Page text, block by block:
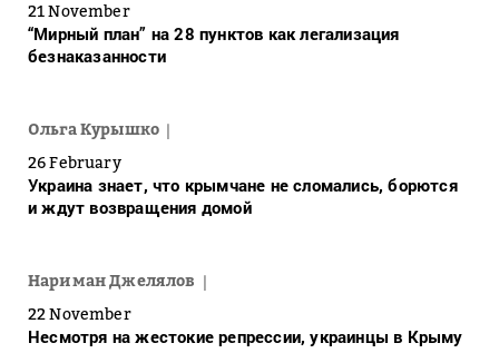
21 November
“Мирный план” на 28 пунктов как легализация
безнаказанности
Ольга Курышко
26 February
Украина знает, что крымчане не сломались, борются
и ждут возвращения домой
Нариман Джелялов
22 November
Несмотря на жестокие репрессии, украинцы в Крыму